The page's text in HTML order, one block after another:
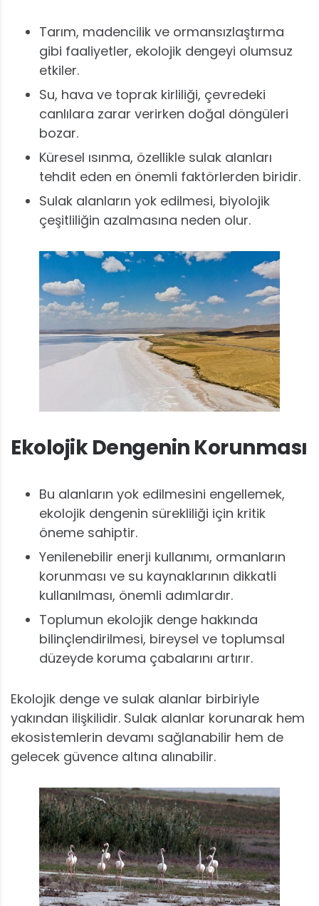
Tarım, madencilik ve ormansızlaştırma
gibi faaliyetler, ekolojik dengeyi olumsuz
etkiler.
Su, hava ve toprak kirliliği, çevredeki
canlılara zarar verirken doğal döngüleri
bozar.
Küresel ısınma, özellikle sulak alanları
tehdit eden en önemli faktörlerden biridir.
Sulak alanların yok edilmesi, biyolojik
çeşitliliğin azalmasına neden olur.
Ekolojik Dengenin Korunması
Bu alanların yok edilmesini engellemek,
ekolojik dengenin sürekliliği için kritik
öneme sahiptir.
Yenilenebilir enerji kullanımı, ormanların
korunması ve su kaynaklarının dikkatli
kullanılması, önemli adımlardır.
Toplumun ekolojik denge hakkında
bilinçlendirilmesi, bireysel ve toplumsal
düzeyde koruma çabalarını artırır.
Ekolojik denge ve sulak alanlar birbiriyle
yakından ilişkilidir. Sulak alanlar korunarak hem
ekosistemlerin devamı sağlanabilir hem de
gelecek güvence altına alınabilir.